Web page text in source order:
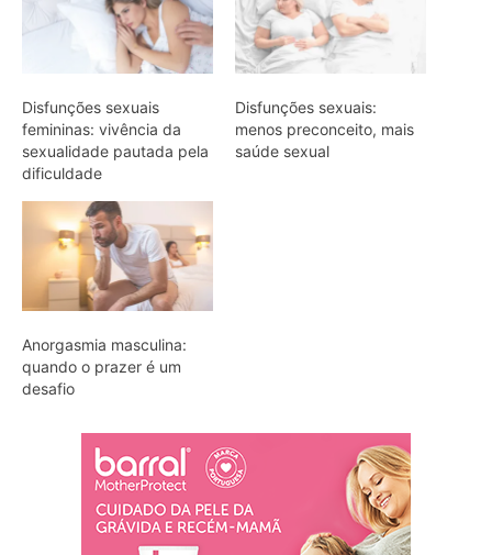
Disfunções sexuais
femininas: vivência da
sexualidade pautada pela
dificuldade
Disfunções sexuais:
menos preconceito, mais
saúde sexual
Anorgasmia masculina:
quando o prazer é um
desafio